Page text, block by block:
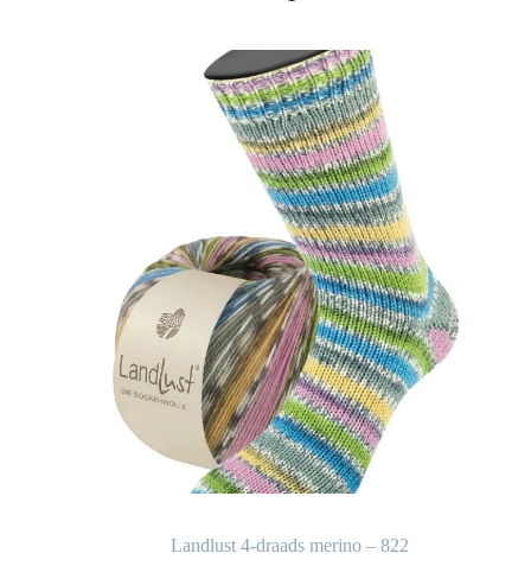
Landlust 4-draads merino – 822